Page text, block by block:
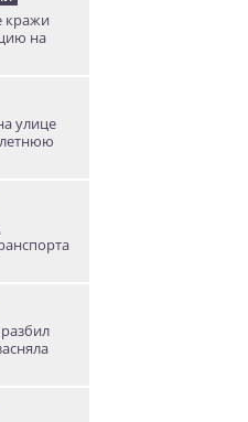
кражи
на
улице
летнюю